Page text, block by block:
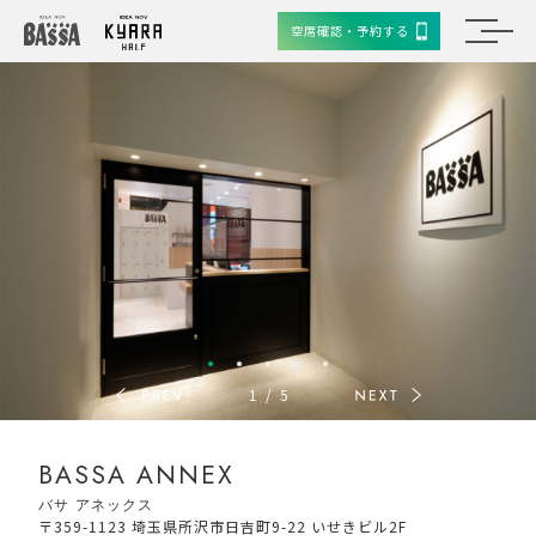
空席確認・予約する
1 / 5
BASSA ANNEX
バサ アネックス
〒359-1123 埼玉県所沢市日吉町9-22 いせきビル2F